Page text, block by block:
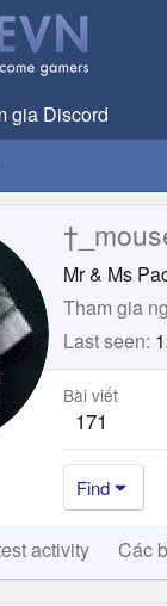
gia Discord
Mr & Ms
Tham gia
Last seen
Bài viết
171
Find
activity Các